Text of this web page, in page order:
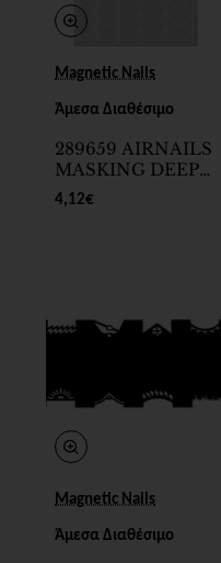
Magnetic Nails
Άμεσα Διαθέσιμο
289659 AIRNAILS
MASKING DEEP
FRENCH
4,12€
Magnetic Nails
Άμεσα Διαθέσιμο